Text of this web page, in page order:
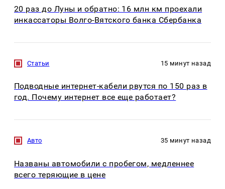
20 раз до Луны и обратно: 16 млн км проехали
инкассаторы Волго-Вятского банка Сбербанка
Статьи 15 минут назад
Подводные интернет-кабели рвутся по 150 раз в
год. Почему интернет все еще работает?
Авто 35 минут назад
Названы автомобили с пробегом, медленнее
всего теряющие в цене